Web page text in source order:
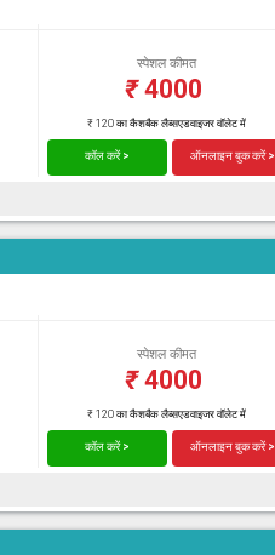
स्पेशल कीमत
₹4000
₹ 120 का कैशबैक लैब्सएडवाइजर वॉलेट में
कॉल करें > ऑनलाइन बुक करें >
स्पेशल कीमत
₹4000
₹ 120 का कैशबैक लैब्सएडवाइजर वॉलेट में
कॉल करें > ऑनलाइन बुक करें >